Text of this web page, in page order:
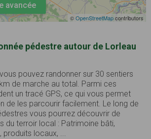
©OpenStreetMapcontributors
avancée
pédestre autour de Lorleau
pouvez randonner sur 30 sentiers
de marche au total. Parmi ces
un tracé GPS, ce qui vous permet
de les parcourir facilement. Le long de
vous pourrez découvrir de
du terroir local : Patrimoine bâti,
produits locaux, ...